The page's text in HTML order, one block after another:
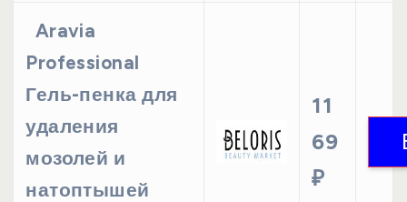
Aravia
Professional
Гель-пенка для
удаления
мозолей и
натоптышей
11
69
₽